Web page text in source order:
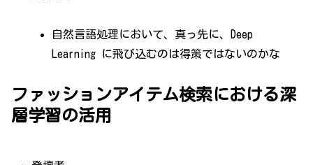
自然言語処理において、真っ先に、Deep
Learning に飛び込むのは得策ではないのかな
ファッションアイテム検索における深
層学習の活用